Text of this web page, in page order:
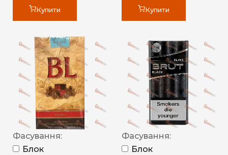
Купити Купити
Фасування:
Блок
Фасування:
Блок